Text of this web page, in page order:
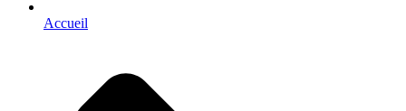
Accueil